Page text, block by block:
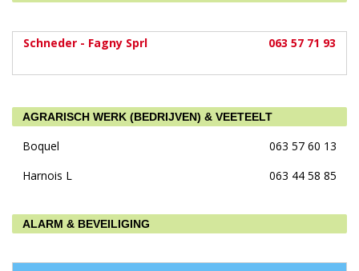
Schneder - Fagny Sprl 063 57 71 93
AGRARISCH WERK (BEDRIJVEN) & VEETEELT
Boquel
063 57 60 13
Harnois L
063 44 58 85
ALARM & BEVEILIGING